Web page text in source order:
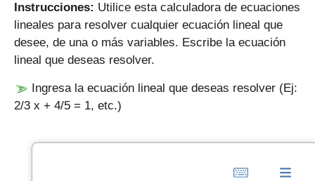
Instrucciones: Utilice esta calculadora de ecuaciones
lineales para resolver cualquier ecuación lineal que
desee, de una o más variables. Escribe la ecuación
lineal que deseas resolver.
Ingresa la ecuación lineal que deseas resolver (Ej:
2/3 x + 4/5 = 1, etc.)